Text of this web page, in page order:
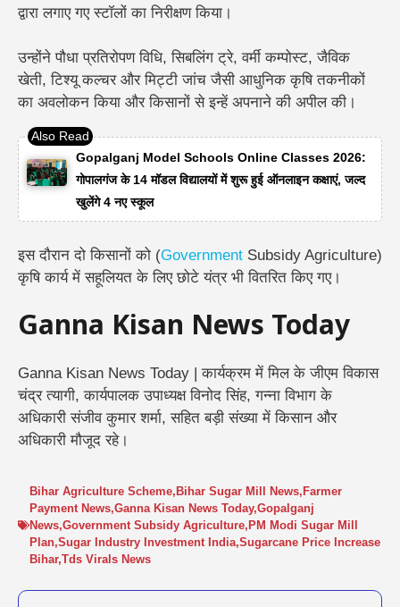
द्वारा लगाए गए स्टॉलों का निरीक्षण किया।
उन्होंने पौधा प्रतिरोपण विधि, सिबलिंग ट्रे, वर्मी कम्पोस्ट, जैविक
खेती, टिश्यू कल्चर और मिट्टी जांच जैसी आधुनिक कृषि तकनीकों
का अवलोकन किया और किसानों से इन्हें अपनाने की अपील की।
Gopalganj Model Schools Online Classes 2026:
गोपालगंज के 14 मॉडल विद्यालयों में शुरू हुई ऑनलाइन कक्षाएं, जल्द
खुलेंगे 4 नए स्कूल
इस दौरान दो किसानों को (Government Subsidy Agriculture)
कृषि कार्य में सहूलियत के लिए छोटे यंत्र भी वितरित किए गए।
Ganna Kisan News Today
Ganna Kisan News Today | कार्यक्रम में मिल के जीएमविकास
चंद्र त्यागी, कार्यपालक उपाध्यक्षविनोद सिंह, गन्ना विभाग के
अधिकारीसंजीव कुमार शर्मा, सहित बड़ी संख्या में किसान और
अधिकारी मौजूद रहे।
Bihar Agriculture Scheme, Bihar Sugar Mill News, Farmer
Payment News,Ganna Kisan News Today,Gopalganj
News,Government Subsidy Agriculture, PM Modi Sugar Mill
Plan,Sugar Industry Investment India,Sugarcane Price Increase
Bihar,Tds Virals News